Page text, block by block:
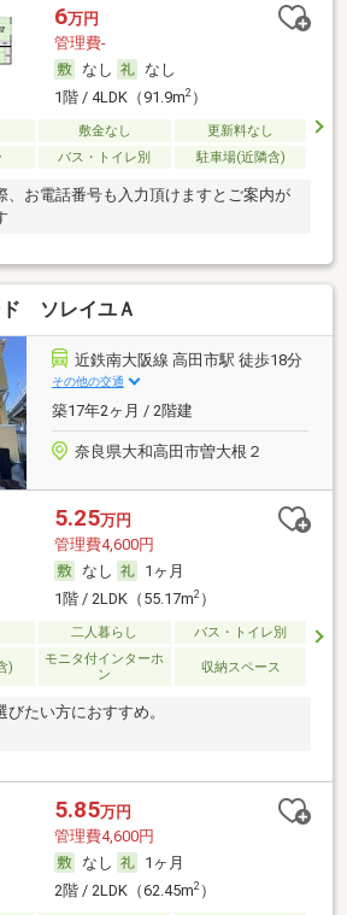
6万円
管理費-
なし
なし
1階 / 4LDK（91.9m2）
敷金なし
更新料なし
バス・トイレ別 駐車場(近隣含)
、お電話番号も入力頂けますとご案内が
ド ソレイユＡ
近鉄南大阪線 高田市駅 徒歩18分
その他の交通
築17年2ヶ月 / 2階建
奈良県大和高田市曽大根２
5.25万円
管理費4,600円
なし
1ヶ月
1階 / 2LDK（55.17m2）
二人暮らし バス・トイレ別
)
モニタ付インターホ
ン
収納スペース
びたい方におすすめ。
5.85万円
管理費4,600円
なし
1ヶ月
2階 / 2LDK（62.45m2）